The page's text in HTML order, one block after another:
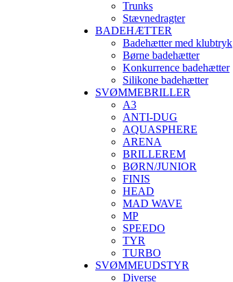
Trunks
Stævnedragter
BADEHÆTTER
Badehætter med klubtryk
Børne badehætter
Konkurrence badehætter
Silikone badehætter
SVØMMEBRILLER
A3
ANTI-DUG
AQUASPHERE
ARENA
BRILLEREM
BØRN/JUNIOR
FINIS
HEAD
MAD WAVE
MP
SPEEDO
TYR
TURBO
SVØMMEUDSTYR
Diverse